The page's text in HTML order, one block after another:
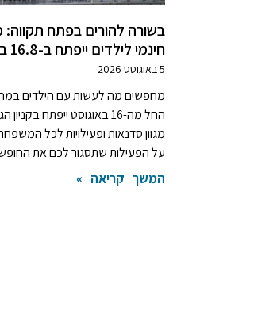
בשורה להורים בפתח
חינמי לילדים ייפתח ב-16.8 בעופר הקניון הגדול
5 באוגוסט 2026
מחפשים מה לעשות עם הילדים
החל מה-16 באוגוסט ייפתח
מגוון סדנאות ופעילויות לכל
על הפעילות שתסגור לכם את
המשך קריאה »